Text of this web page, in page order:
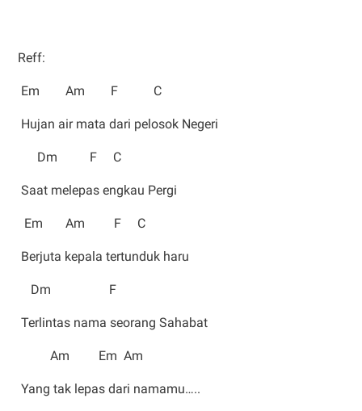
Reff:
Em Am F C
Hujan air mata dari pelosok Negeri
Dm F C
Saat melepas engkau Pergi
Em Am F C
Berjuta kepala tertunduk haru
Dm F
Terlintas nama seorang Sahabat
Am Em Am
Yang tak lepas dari namamu…..